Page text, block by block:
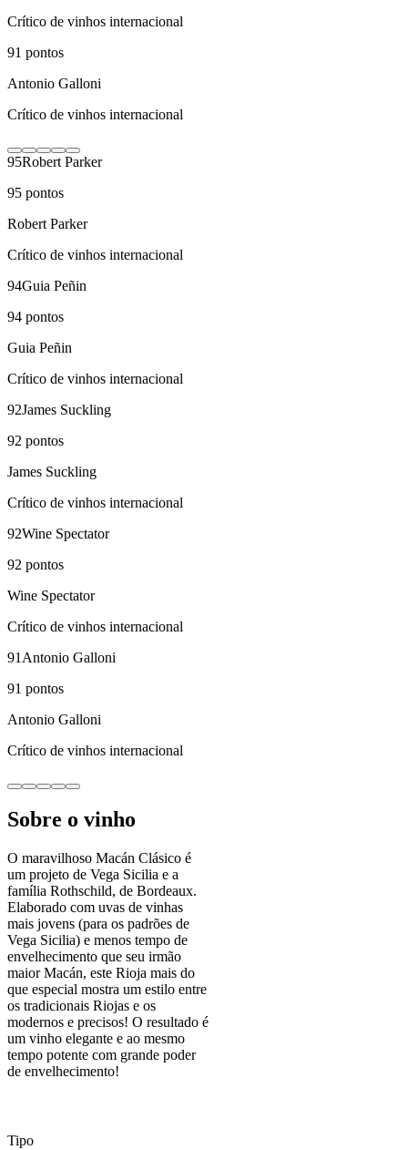
Crítico de vinhos internacional
91 pontos
Antonio Galloni
Crítico de vinhos internacional
95Robert Parker
95 pontos
Robert Parker
Crítico de vinhos internacional
94Guia Peñin
94 pontos
Guia Peñin
Crítico de vinhos internacional
92James Suckling
92 pontos
James Suckling
Crítico de vinhos internacional
92Wine Spectator
92 pontos
Wine Spectator
Crítico de vinhos internacional
91 Antonio Galloni
91 pontos
Antonio Galloni
Crítico de vinhos internacional
Sobre o vinho
O maravilhoso Macán Clásico é
um projeto de Vega Sicilia e a
família Rothschild, de Bordeaux.
Elaborado com uvas de vinhas
mais jovens (para os padrões de
Vega Sicilia) e menos tempo de
envelhecimento que seu irmão
maior Macán, este Rioja mais do
que especial mostra um estilo entre
os tradicionais Riojas e os
modernos e precisos! O resultado é
um vinho elegante e ao mesmo
tempo potente com grande poder
de envelhecimento!
Tipo